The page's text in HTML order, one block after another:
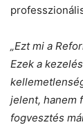
„Ezt mi a
Ezek a
jelent, hanem
fogvesztés